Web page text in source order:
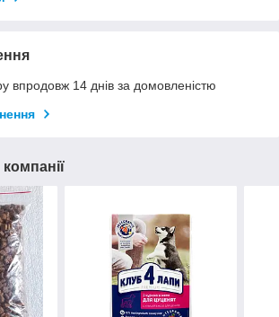
впродовж 14 днів за домовленістю